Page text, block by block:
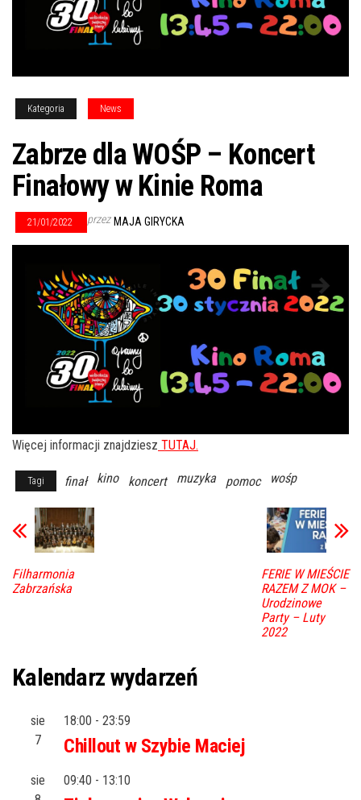
Kategoria News
Zabrze dla WOŚP – Koncert
Finałowy w Kinie Roma
21/01/2022 przez MAJA GIRYCKA
Więcej informacji znajdziesz TUTAJ.
Tagi finał kino koncert muzyka pomoc wośp
Filharmonia
Zabrzańska
FERIE W MIEŚCIE
RAZEM Z MOK –
Urodzinowe
Party – Luty
2022
Kalendarz wydarzeń
sie
7
18:00 - 23:59
Chillout w Szybie Maciej
sie
09:40 - 13:10